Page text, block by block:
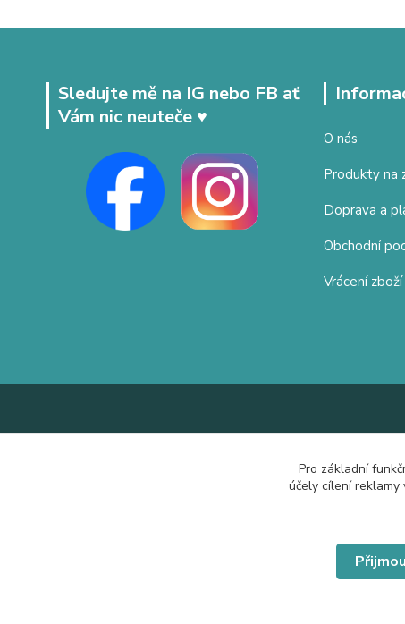
Sledujte mě na IG nebo FB ať
Vám nic neuteče ♥
O nás
Produkty na
Doprava a
Obchodní
Vrácení zboží
Pro základní
účely cílení reklamy